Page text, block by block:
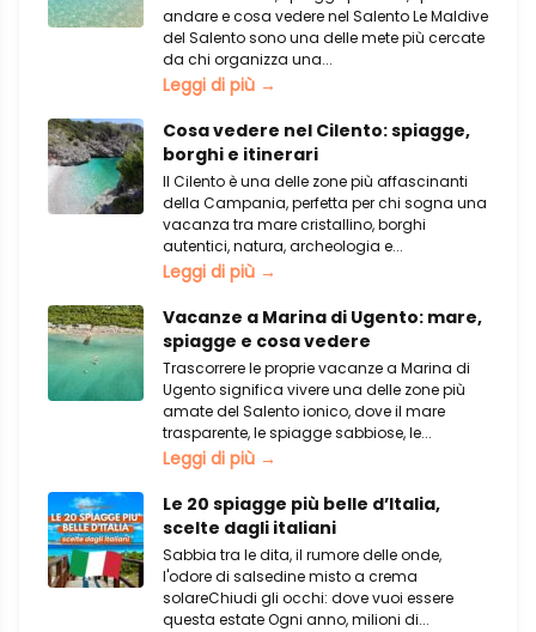
andare e cosa vedere nel Salento Le Maldive
del Salento sono una delle mete più cercate
da chi organizza una...
Leggi di più →
Cosa vedere nel Cilento: spiagge,
borghi e itinerari
Il Cilento è una delle zone più affascinanti
della Campania, perfetta per chi sogna una
vacanza tra mare cristallino, borghi
autentici, natura, archeologia e...
Leggi di più →
Vacanze a Marina di Ugento: mare,
spiagge e cosa vedere
Trascorrere le proprie vacanze a Marina di
Ugento significa vivere una delle zone più
amate del Salento ionico, dove il mare
trasparente, le spiagge sabbiose, le...
Leggi di più →
Le 20 spiagge più belle d’Italia,
scelte dagli italiani
Sabbia tra le dita, il rumore delle onde,
l'odore di salsedine misto a crema
solareChiudi gli occhi: dove vuoi essere
questa estate Ogni anno, milioni di...